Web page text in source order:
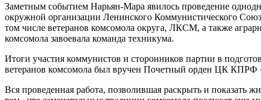
Заметным событием Нарьян-Мара явилось проведение
окружной организации Ленинского Коммунистического
том числе ветеранов комсомола округа, ЛКСМ, а также
комсомола завоевала команда техникума.
Итоги участия коммунистов и сторонников партии в
ветеранов комсомола был вручен Почетный орден ЦК КПРФ
Вся проведенная работа, позволившая раскрыть и показать